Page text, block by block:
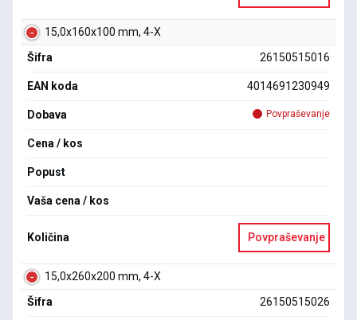
15,0x160x100 mm, 4-X
Šifra
26150515016
EAN koda 4014691230949
Dobava Povpraševanje
Cena / kos
Popust
Vaša cena / kos
Količina Povpraševanje
15,0x260x200 mm, 4-X
Šifra
26150515026